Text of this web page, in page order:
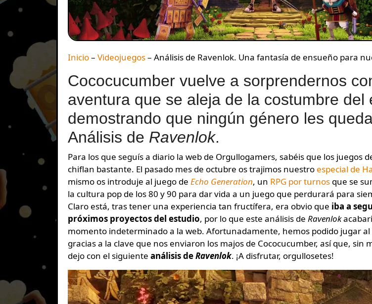
Inicio– Videojuegos– Análisis de Ravenlok. Una fantasía de ensueño para
Cococucumber vuelve a sorprendernos
aventura que se aleja de la costumbre del
demostrando que ningún género les
Análisis de Ravenlok.
Para los que seguís a diario la web de Orgullogamers, sabéis que los juegos de esta editora nos
chiflan bastante. El pasado mes de octubre os trajimos nuestro especial de
mismo os introduje al juego de Echo Generation, un RPG por turnos que se
la cultura pop de los 80 y 90 para dar vida a un juego que perdurará para
Claro está, tras tener una experiencia tan fructífera, era obvio que iba a
próximos proyectos del estudio, por lo que este análisis de Ravenlok
momento indeterminado a la web. Afortunadamente, hemos podido jugar
gracias a la clave que nos enviaron los majos de Cococucumber, así que, sin
dejo con el siguiente análisis deRavenlok. ¡A disfrutar, orgullosetes!